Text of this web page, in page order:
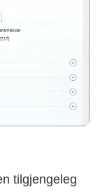
tilgjengeleg